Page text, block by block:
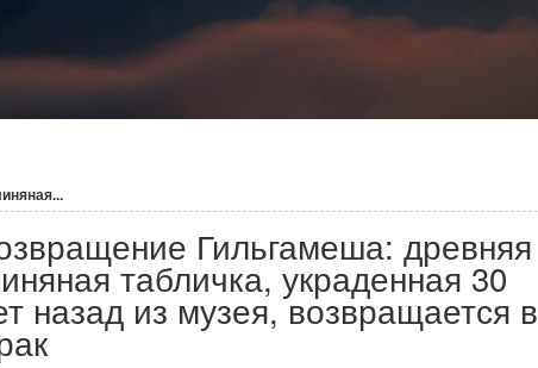
Гильгамеша: древняя
табличка, украденная 30
назад из музея, возвращается в